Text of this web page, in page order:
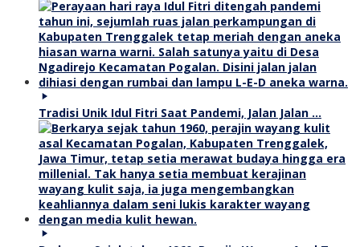
Tradisi Unik Idul Fitri Saat Pandemi, Jalan Jalan …